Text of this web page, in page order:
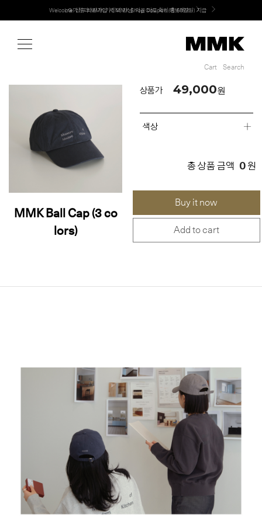
Welcome! 신규 회원가입 시 MMK Shop Coupon (총 60만원) 지급
Cart Search
MMK Ball Cap (3 co
lors)
상품가 49,000원
색상
총 상품 금액 0 원
Buy it now
Add to cart